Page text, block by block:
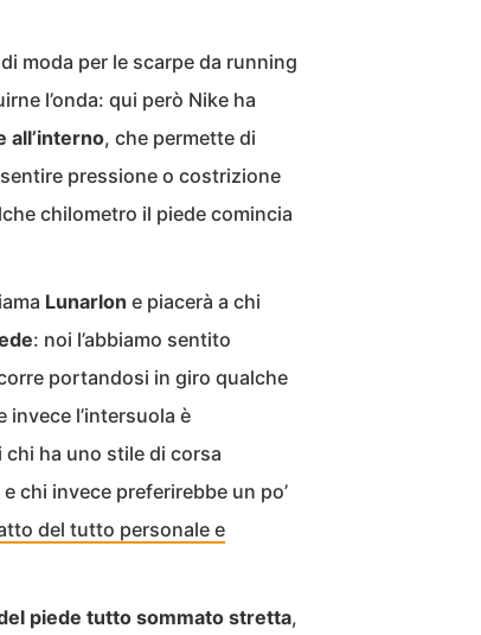
moda per le scarpe da running
l’onda: qui però Nike ha
all’interno, che permette di
pressione o costrizione
chilometro il piede comincia
Lunarlon e piacerà a chi
: noi l’abbiamo sentito
portandosi in giro qualche
invece l’intersuola è
ha uno stile di corsa
chi invece preferirebbe un po’
del tutto personale e
piede tutto sommato stretta,